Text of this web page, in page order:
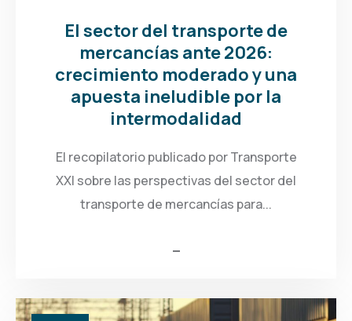
El sector del transporte de
mercancías ante 2026:
crecimiento moderado y una
apuesta ineludible por la
intermodalidad
El recopilatorio publicado por Transporte
XXI sobre las perspectivas del sector del
transporte de mercancías para...